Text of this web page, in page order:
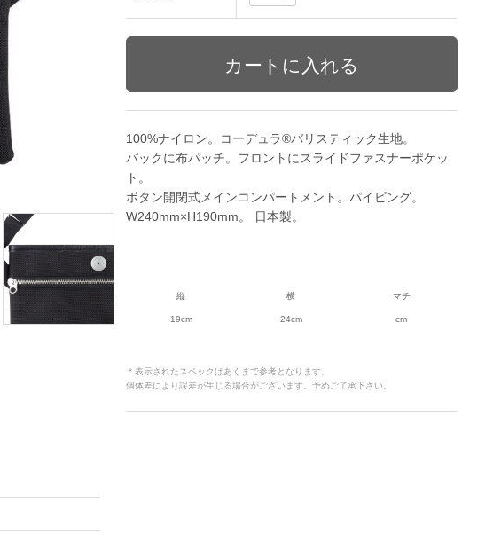
100%ナイロン。コーデュラ®バリスティック生地。
バックに布パッチ。フロントにスライドファスナーポケッ
ト。
ボタン開閉式メインコンパートメント。パイピング。
W240mm×H190mm。 日本製。
縦 横 マチ
19cm 24cm cm
＊表示されたスペックはあくまで参考となります。
個体差により誤差が生じる場合がございます。予めご了承下さい。